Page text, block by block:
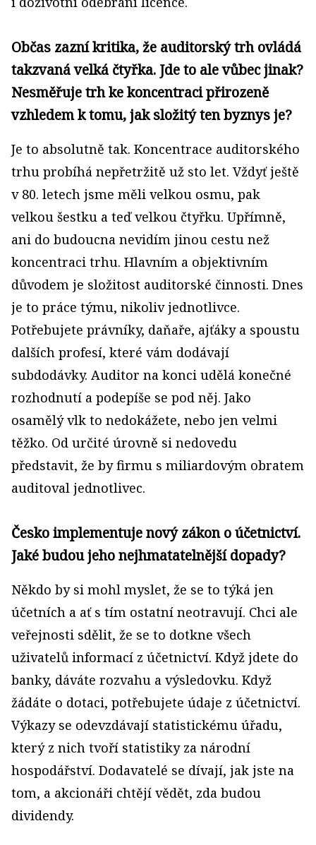
Občas zazní kritika, že auditorský trh ovládá
takzvaná velká čtyřka. Jde to ale vůbec jinak?
Nesměřuje trh ke koncentraci přirozeně
vzhledem k tomu, jak složitý ten byznys je?
Je to absolutně tak. Koncentrace auditorského
trhu probíhá nepřetržitě už sto let. Vždyť ještě
v 80. letech jsme měli velkou osmu, pak
velkou šestku a teď velkou čtyřku. Upřímně,
ani do budoucna nevidím jinou cestu než
koncentraci trhu. Hlavním a objektivním
důvodem je složitost auditorské činnosti. Dnes
je to práce týmu, nikoliv jednotlivce.
Potřebujete právníky, daňaře, ajťáky a spoustu
dalších profesí, které vám dodávají
subdodávky. Auditor na konci udělá konečné
rozhodnutí a podepíše se pod něj. Jako
osamělý vlk to nedokážete, nebo jen velmi
těžko. Od určité úrovně si nedovedu
představit, že by firmu s miliardovým obratem
auditoval jednotlivec.
Česko implementuje nový zákon o účetnictví.
Jaké budou jeho nejhmatatelnější dopady?
Někdo by si mohl myslet, že se to týká jen
účetních a ať s tím ostatní neotravují. Chci ale
veřejnosti sdělit, že se to dotkne všech
uživatelů informací z účetnictví. Když jdete do
banky, dáváte rozvahu a výsledovku. Když
žádáte o dotaci, potřebujete údaje z účetnictví.
Výkazy se odevzdávají statistickému úřadu,
který z nich tvoří statistiky za národní
hospodářství. Dodavatelé se dívají, jak jste na
tom, a akcionáři chtějí vědět, zda budou
dividendy.